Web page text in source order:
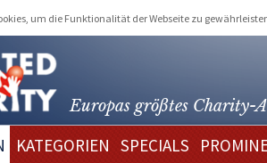
um die Funktionalität der Webseite zu
Europas größtes Charity-
KATEGORIEN SPECIALS